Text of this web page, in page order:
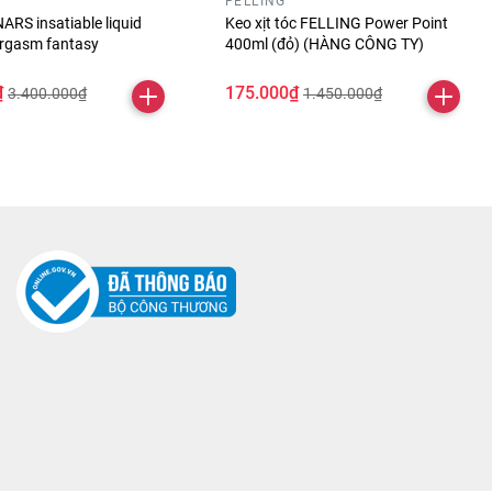
insatiable liquid
fantasy
3.400.000₫
Keo xịt tóc FELLING Power Point
400ml (đỏ) (HÀNG CÔNG TY)
175.000₫ 1.450.000₫